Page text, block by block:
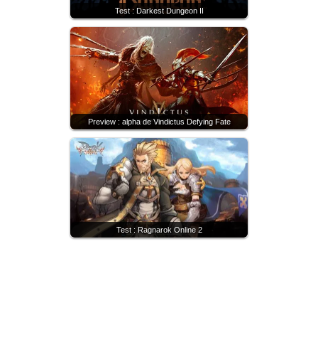
Test : Darkest Dungeon II
Preview : alpha de Vindictus Defying Fate
Test : Ragnarok Online 2